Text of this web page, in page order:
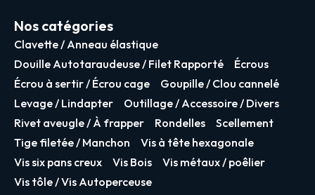
Nos catégories
Clavette / Anneau élastique
Douille Autotaraudeuse / Filet Rapporté
Écrous
Écrou à sertir / Écrou cage
Goupille / Clou cannelé
Levage / Lindapter
Outillage / Accessoire / Divers
Rivet aveugle / À frapper
Rondelles
Scellement
Tige filetée / Manchon
Vis à tête hexagonale
Vis six pans creux
Vis Bois
Vis métaux / poêlier
Vis tôle / Vis Autoperceuse